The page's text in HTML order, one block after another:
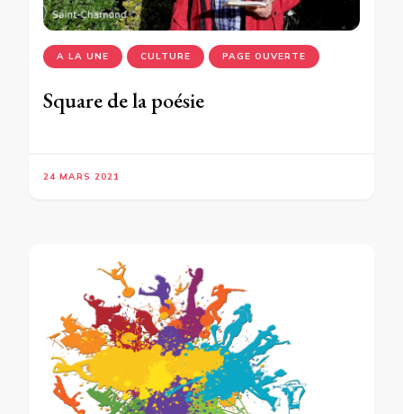
A LA UNE CULTURE PAGE OUVERTE
Square de la poésie
24 MARS 2021